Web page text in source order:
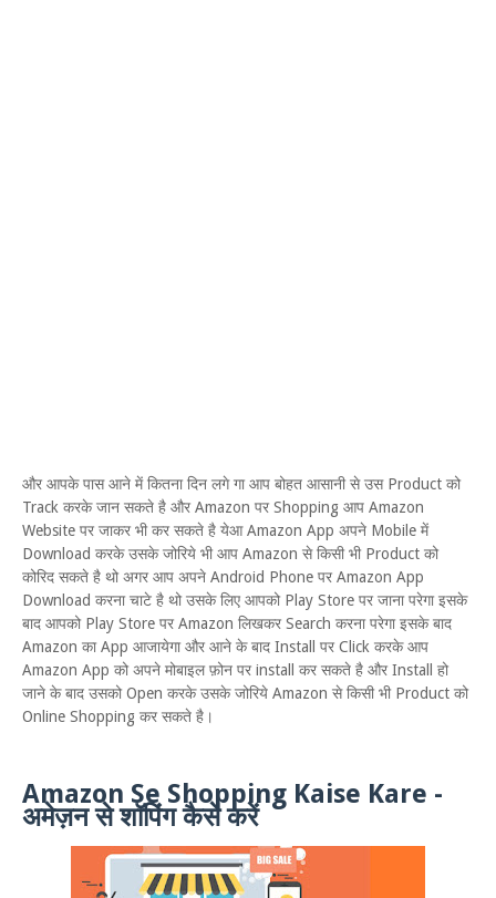
और आपके पास आने में कितना दिन लगे गा आप बोहत आसानी से उस Product को
Track करके जान सकते है और Amazon पर Shopping आप Amazon
Website पर जाकर भी कर सकते है येआ Amazon App अपने Mobile में
Download करके उसके जोरिये भी आप Amazon से किसी भी Product को
कोरिद सकते है थो अगर आप अपने Android Phone पर Amazon App
Download करना चाटे है थो उसके लिए आपको Play Store पर जाना परेगा इसके
बाद आपको Play Store पर Amazon लिखकर Search करना परेगा इसके बाद
Amazon का App आजायेगा और आने के बाद Install पर Click करके आप
Amazon App को अपने मोबाइल फ़ोन पर install कर सकते है और Install हो
जाने के बाद उसको Open करके उसके जोरिये Amazon से किसी भी Product को
Online Shopping कर सकते है।
Amazon Se Shopping Kaise Kare -
अमेज़न से शॉपिंग कैसे करें